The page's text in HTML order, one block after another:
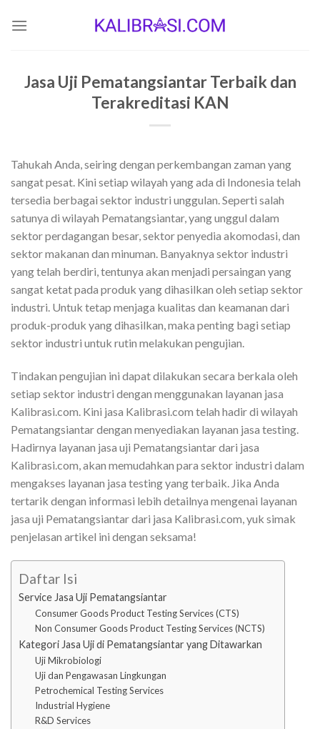
Jasa Uji Pematangsiantar Terbaik dan
Terakreditasi KAN
Tahukah Anda, seiring dengan perkembangan zaman yang
sangat pesat. Kini setiap wilayah yang ada di Indonesia telah
tersedia berbagai sektor industri unggulan. Seperti salah
satunya di wilayah Pematangsiantar, yang unggul dalam
sektor perdagangan besar, sektor penyedia akomodasi, dan
sektor makanan dan minuman. Banyaknya sektor industri
yang telah berdiri, tentunya akan menjadi persaingan yang
sangat ketat pada produk yang dihasilkan oleh setiap sektor
industri. Untuk tetap menjaga kualitas dan keamanan dari
produk-produk yang dihasilkan, maka penting bagi setiap
sektor industri untuk rutin melakukan pengujian.
Tindakan pengujian ini dapat dilakukan secara berkala oleh
setiap sektor industri dengan menggunakan layanan jasa
Kalibrasi.com. Kini jasa Kalibrasi.com telah hadir di wilayah
Pematangsiantar dengan menyediakan layanan jasa testing.
Hadirnya layanan jasa uji Pematangsiantar dari jasa
Kalibrasi.com, akan memudahkan para sektor industri dalam
mengakses layanan jasa testing yang terbaik. Jika Anda
tertarik dengan informasi lebih detailnya mengenai layanan
jasa uji Pematangsiantar dari jasa Kalibrasi.com, yuk simak
penjelasan artikel ini dengan seksama!
Daftar Isi
Service Jasa Uji Pematangsiantar
Consumer Goods Product Testing Services (CTS)
Non Consumer Goods Product Testing Services (NCTS)
Kategori Jasa Uji di Pematangsiantar yang Ditawarkan
Uji Mikrobiologi
Uji dan Pengawasan Lingkungan
Petrochemical Testing Services
Industrial Hygiene
R&D Services